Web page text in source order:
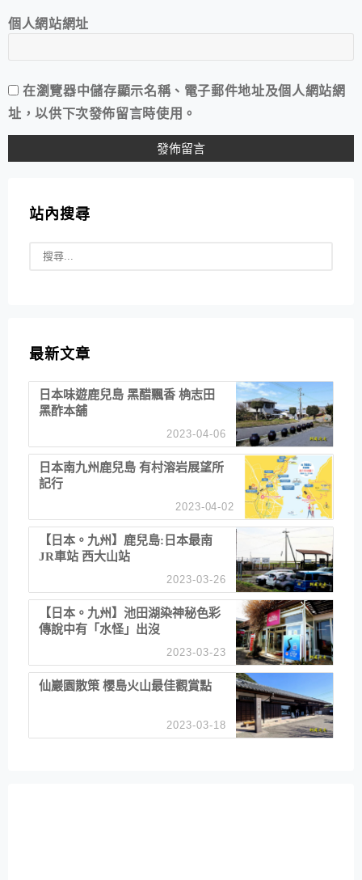
個人網站網址
在瀏覽器中儲存顯示名稱、電子郵件地址及個人網站網
址，以供下次發佈留言時使用。
站內搜尋
最新文章
日本味遊鹿兒島 黑醋飄香 桷志田
黑酢本舖
2023-04-06
日本南九州鹿兒島 有村溶岩展望所
記行
2023-04-02
【日本。九州】鹿兒島:日本最南
JR車站 西大山站
2023-03-26
【日本。九州】池田湖染神秘色彩
傳說中有「水怪」出沒
2023-03-23
仙巖園散策 櫻島火山最佳觀賞點
2023-03-18